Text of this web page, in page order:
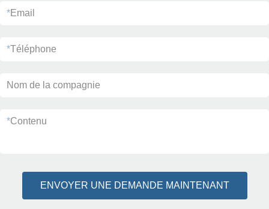
*Email
*Téléphone
Nom de la compagnie
*Contenu
ENVOYER UNE DEMANDE MAINTENANT